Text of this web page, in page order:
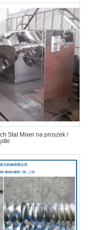
Stal Mixer na proszek /